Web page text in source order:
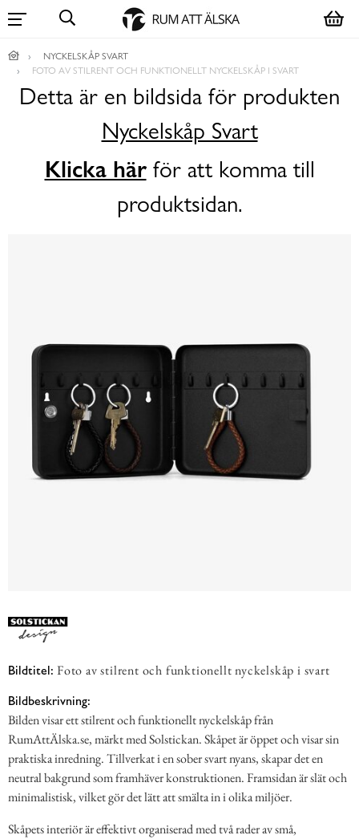
NYCKELSKÅP SVART
FOTO AV STILRENT OCH FUNKTIONELLT NYCKELSKÅP I SVART
Detta är en bildsida för produkten
Nyckelskåp Svart
Klicka härför att komma till
produktsidan.
Bildtitel: Foto av stilrent och funktionellt nyckelskåp i svart
Bildbeskrivning:
Bilden visar ett stilrent och funktionellt nyckelskåp från
RumAttÄlska.se, märkt med Solstickan. Skåpet är öppet och visar sin
praktiska inredning. Tillverkat i en sober svart nyans, skapar det en
neutral bakgrund som framhäver konstruktionen. Framsidan är slät och
minimalistisk, vilket gör det lätt att smälta in i olika miljöer.
Skåpets interiör är effektivt organiserad med två rader av små,